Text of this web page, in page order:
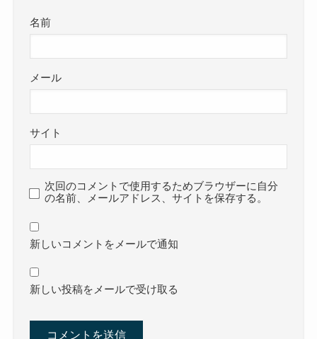
名前
メール
サイト
次回のコメントで使用するためブラウザーに自分
の名前、メールアドレス、サイトを保存する。
新しいコメントをメールで通知
新しい投稿をメールで受け取る